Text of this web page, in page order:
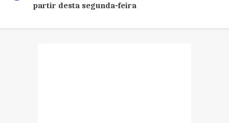
partir desta segunda-feira